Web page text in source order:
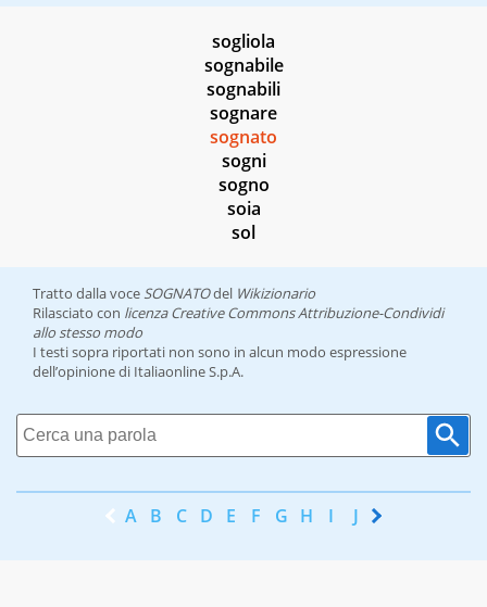
sogliola
sognabile
sognabili
sognare
sognato
sogni
sogno
soia
sol
Tratto dalla voce SOGNATOdel Wikizionario
Rilasciato con licenza Creative Commons Attribuzione-Condividi
allo stesso modo
I testi sopra riportati non sono in alcun modo espressione
dell’opinione di Italiaonline S.p.A.
A B C D E F G H I J K